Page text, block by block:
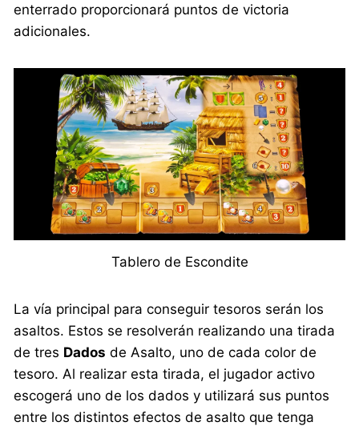
enterrado proporcionará puntos de victoria
adicionales.
Tablero de Escondite
La vía principal para conseguir tesoros serán los
asaltos. Estos se resolverán realizando una tirada
de tres Dados de Asalto, uno de cada color de
tesoro. Al realizar esta tirada, el jugador activo
escogerá uno de los dados y utilizará sus puntos
entre los distintos efectos de asalto que tenga